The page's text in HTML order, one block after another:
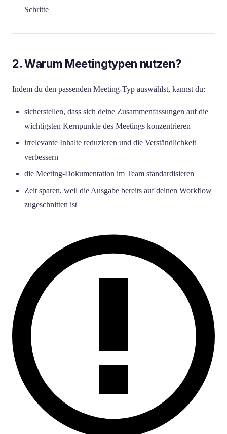
Schritte
2. Warum Meetingtypen nutzen?
Indem du den passenden Meeting-Typ auswählst, kannst du:
sicherstellen, dass sich deine Zusammenfassungen auf die
wichtigsten Kernpunkte des Meetings konzentrieren
irrelevante Inhalte reduzieren und die Verständlichkeit
verbessern
die Meeting-Dokumentation im Team standardisieren
Zeit sparen, weil die Ausgabe bereits auf deinen Workflow
zugeschnitten ist